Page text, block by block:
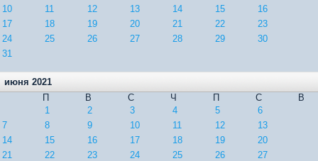
10
11 12 13 14 15
16
17
18 19 20 21 22
23
24
25 26 27 28 29
30
31
июня 2021
П
В С Ч П С
В
1
2 3 4 5
6
7
8 9 10 11 12
13
14
15 16 17 18 19
20
21
22 23 24 25 26
27